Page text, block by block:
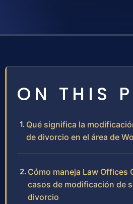
ON THIS
Qué significa la
de divorcio en el área de
Cómo maneja Law Offices
casos de modificación de
divorcio